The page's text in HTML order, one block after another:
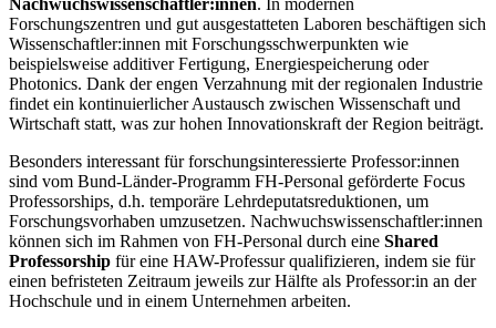
Nachwuchswissenschaftler:innen. In modernen
Forschungszentren und gut ausgestatteten Laboren beschäftigen sich
Wissenschaftler:innen mit Forschungsschwerpunkten wie
beispielsweise additiver Fertigung, Energiespeicherung oder
Photonics. Dank der engen Verzahnung mit der regionalen Industrie
findet ein kontinuierlicher Austausch zwischen Wissenschaft und
Wirtschaft statt, was zur hohen Innovationskraft der Region beiträgt.
Besonders interessant für forschungsinteressierte Professor:innen
sind vom Bund-Länder-Programm FH-Personal geförderte Focus
Professorships, d.h. temporäre Lehrdeputatsreduktionen, um
Forschungsvorhaben umzusetzen. Nachwuchswissenschaftler:innen
können sich im Rahmen von FH-Personal durch eine Shared
Professorship für eine HAW-Professur qualifizieren, indem sie für
einen befristeten Zeitraum jeweils zur Hälfte als Professor:in an der
Hochschule und in einem Unternehmen arbeiten.